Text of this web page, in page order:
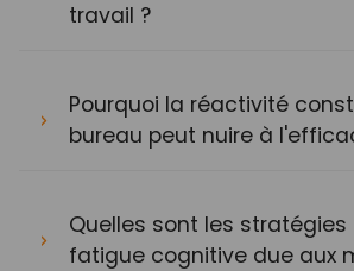
travail ?
Pourquoi la réactivité
bureau peut nuire à
Quelles sont les stratégies
fatigue cognitive due aux